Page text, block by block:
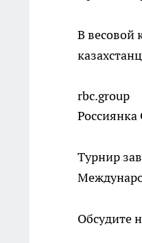
В весовой
rbc.group
Турнир
Обсудите